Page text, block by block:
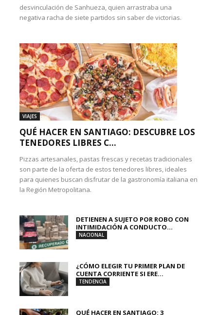
desvinculación de Sanhueza, quien arrastraba una
negativa racha de siete partidos sin saber de victorias.
VIAJES
QUÉ HACER EN SANTIAGO: DESCUBRE LOS
TENEDORES LIBRES C...
Pizzas artesanales, pastas frescas y recetas tradicionales
son parte de la oferta de estos tenedores libres, ideales
para quienes buscan disfrutar de la gastronomía italiana en
la Región Metropolitana.
DETIENEN A SUJETO POR ROBO CON
INTIMIDACIÓN A CONDUCTO...
NACIONAL
¿CÓMO ELEGIR TU PRIMER PLAN DE
CUENTA CORRIENTE SI ERE...
TENDENCIA
QUÉ HACER EN SANTIAGO: 3